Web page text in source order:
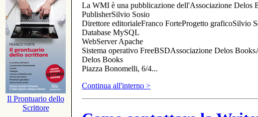
Il Prontuario dello
Scrittore
La WMI è una pubblicazione dell'Associazione Delos
PublisherSilvio Sosio
Direttore editorialeFranco ForteProgetto graficoSilvio
Database MySQL
WebServer Apache
Sistema operativo FreeBSDAssociazione Delos
Delos Books
Piazza Bonomelli, 6/4...
Continua all'interno >